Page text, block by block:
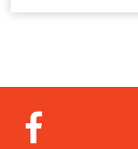
何讓Podcast節目
呢？ 在第三集節目我們來教大家如何能在經營初期就能接
的排斥感呢？接
以下步驟： (一)嘗試開箱體驗 先能有作品很重要！鎖定
關活動，還是小
難，請聽我娓娓
最近有個朋友突